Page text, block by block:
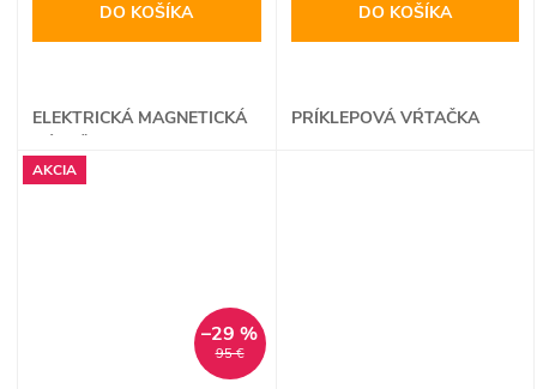
DO KOŠÍKA
ELEKTRICKÁ MAGNETICKÁ
DO KOŠÍKA
PRÍKLEPOVÁ VŔTAČKA
AKCIA
95 €
–29 %